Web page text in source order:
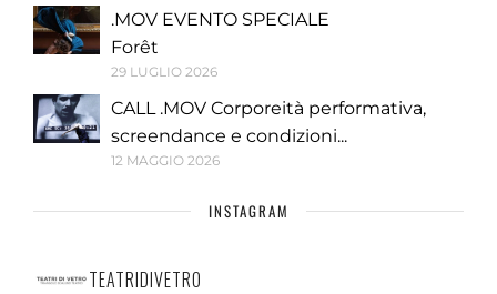
.MOV EVENTO SPECIALE
Forêt
29 LUGLIO 2026
CALL .MOV Corporeità performativa,
screendance e condizioni...
12 MAGGIO 2026
INSTAGRAM
TEATRIDIVETRO